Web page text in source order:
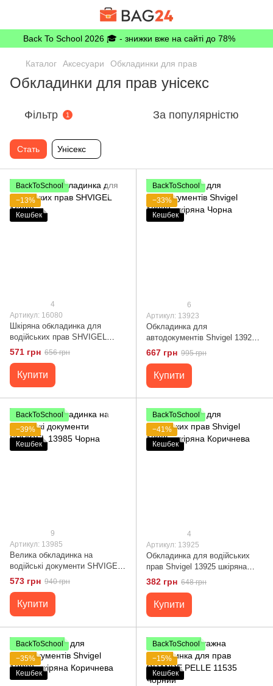
Back To School 2026 🎓 - знижки вже на сайті до 78%
Каталог Аксесуари Обкладинки для прав
Обкладинки для прав унісекс
Фільтр 1 За популярністю
Стать Унісекс
BackToSchool
−13%
Кешбек
4
Артикул: 16080
Шкіряна обкладинка для
водійських прав SHVIGEL
16080
571 грн 656 грн
Купити
BackToSchool
−33%
Кешбек
6
Артикул: 13923
Обкладинка для
автодокументів Shvigel 13923
шкіряна Чорна
667 грн 995 грн
Купити
BackToSchool
−39%
Кешбек
9
Артикул: 13985
Велика обкладинка на
водійські документи SHVIGEL
13985 Чорна
573 грн 940 грн
Купити
BackToSchool
−41%
Кешбек
4
Артикул: 13925
Обкладинка для водійських
прав Shvigel 13925 шкіряна
Коричнева
382 грн 648 грн
Купити
BackToSchool
−35%
Кешбек
BackToSchool
−15%
Кешбек